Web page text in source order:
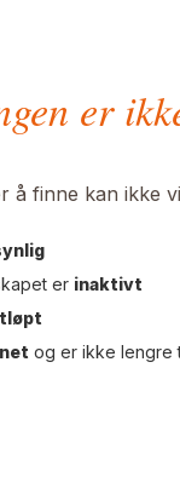
er
å finne kan ikke
er inaktivt
og er ikke lengre